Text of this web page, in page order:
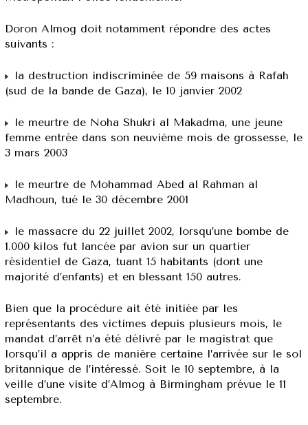
Doron Almog doit notamment répondre des actes
suivants :
la destruction indiscriminée de 59 maisons à Rafah
(sud de la bande de Gaza), le 10 janvier 2002
le meurtre de Noha Shukri al Makadma, une jeune
femme entrée dans son neuvième mois de grossesse, le
3 mars 2003
le meurtre de Mohammad Abed al Rahman al
Madhoun, tué le 30 décembre 2001
le massacre du 22 juillet 2002, lorsqu’une bombe de
1.000 kilos fut lancée par avion sur un quartier
résidentiel de Gaza, tuant 15 habitants (dont une
majorité d’enfants) et en blessant 150 autres.
Bien que la procédure ait été initiée par les
représentants des victimes depuis plusieurs mois, le
mandat d’arrêt n’a été délivré par le magistrat que
lorsqu’il a appris de manière certaine l’arrivée sur le sol
britannique de l’intéressé. Soit le 10 septembre, à la
veille d’une visite d’Almog à Birmingham prévue le 11
septembre.